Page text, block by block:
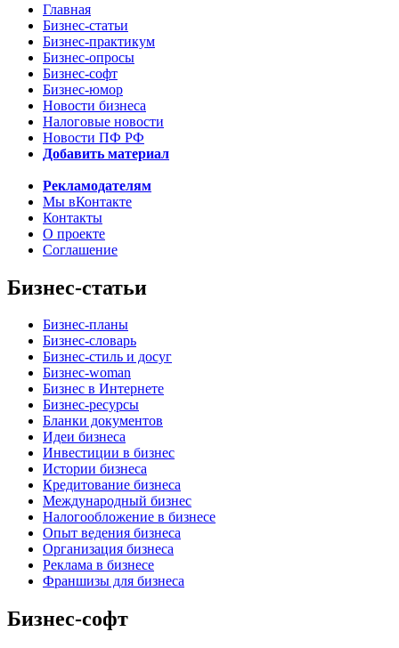
Главная
Бизнес-статьи
Бизнес-практикум
Бизнес-опросы
Бизнес-софт
Бизнес-юмор
Новости бизнеса
Налоговые новости
Новости ПФ РФ
Добавить материал
Рекламодателям
Мы вКонтакте
Контакты
О проекте
Соглашение
Бизнес-статьи
Бизнес-планы
Бизнес-словарь
Бизнес-стиль и досуг
Бизнес-woman
Бизнес в Интернете
Бизнес-ресурсы
Бланки документов
Идеи бизнеса
Инвестиции в бизнес
Истории бизнеса
Кредитование бизнеса
Международный бизнес
Налогообложение в бизнесе
Опыт ведения бизнеса
Организация бизнеса
Реклама в бизнесе
Франшизы для бизнеса
Бизнес-софт